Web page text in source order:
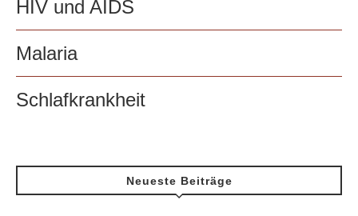
HIV und AIDS
Malaria
Schlafkrankheit
Neueste Beiträge